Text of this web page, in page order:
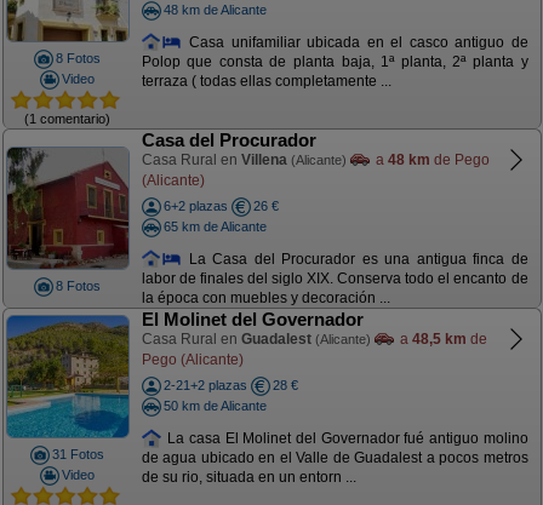
8 Fotos
Video
(1 comentario)
48 km de Alicante
Casa unifamiliar ubicada en el casco antiguo de
Polop que consta de planta baja, 1ª planta, 2ª planta y
terraza ( todas ellas completamente ...
8 Fotos
Casa del Procurador
Casa Rural en Villena (Alicante) a 48 km de Pego
(Alicante)
6+2 plazas
26 €
65 km de Alicante
La Casa del Procurador es una antigua finca de
labor de finales del siglo XIX. Conserva todo el encanto de
la época con muebles y decoración ...
31 Fotos
Video
El Molinet del Governador
Casa Rural en Guadalest (Alicante) a 48,5 km de
Pego (Alicante)
2-21+2 plazas
28 €
50 km de Alicante
La casa El Molinet del Governador fué antiguo molino
de agua ubicado en el Valle de Guadalest a pocos metros
de su rio, situada en un entorn ...